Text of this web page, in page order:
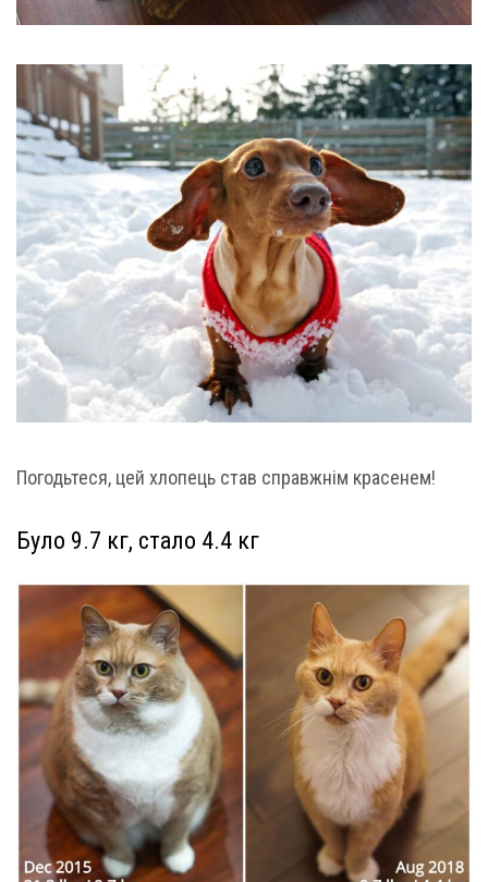
Погодьтеся, цей хлопець став справжнім красенем!
Було 9.7 кг, стало 4.4 кг